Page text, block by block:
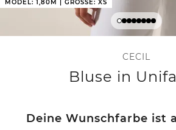
MODEL: 1,80M | GRÖSSE: XS
CECIL
Bluse in
Deine Wunschfarbe ist